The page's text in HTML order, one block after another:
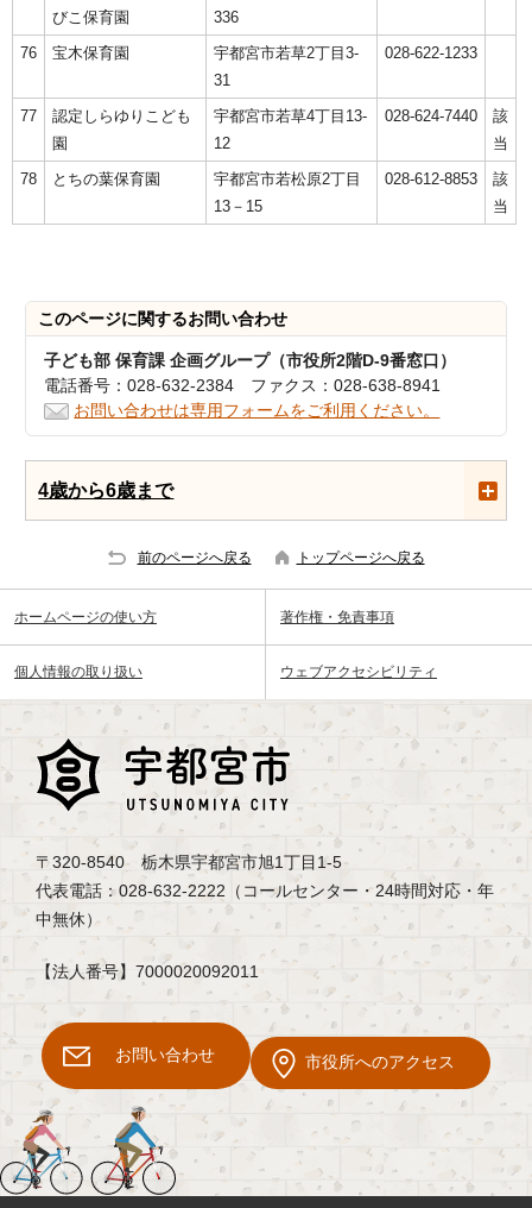
びこ保育園
336
76 宝木保育園
宇都宮市若草2丁目3-
31
028-622-1233
77
認定しらゆりこども
園
宇都宮市若草4丁目13-
12
028-624-7440
該
当
78
とちの葉保育園
宇都宮市若松原2丁目
13－15
028-612-8853
該
当
このページに関するお問い合わせ
子ども部 保育課 企画グループ（市役所2階D-9番窓口）
電話番号：028-632-2384 ファクス：028-638-8941
お問い合わせは専用フォームをご利用ください。
4歳から6歳まで
前のページへ戻る トップページへ戻る
ホームページの使い方 著作権・免責事項
個人情報の取り扱い ウェブアクセシビリティ
〒320-8540 栃木県宇都宮市旭1丁目1-5
代表電話：028-632-2222（コールセンター・24時間対応・年
中無休）
【法人番号】7000020092011
お問い合わせ 市役所へのアクセス